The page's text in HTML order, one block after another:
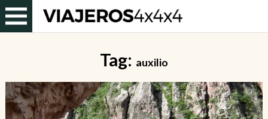
Tag: auxilio